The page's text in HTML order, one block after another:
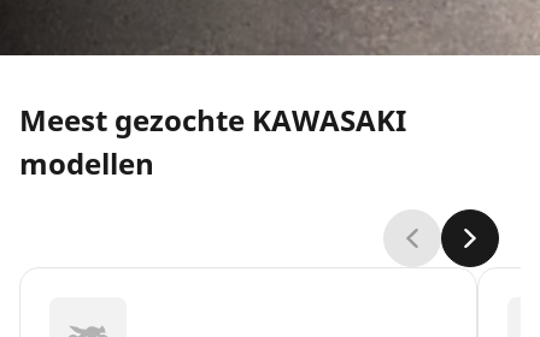
Meest gezochte KAWASAKI
modellen